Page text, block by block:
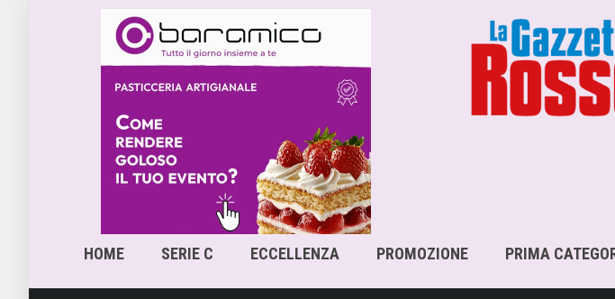
HOME SERIE C ECCELLENZA PROMOZIONE PRIMA